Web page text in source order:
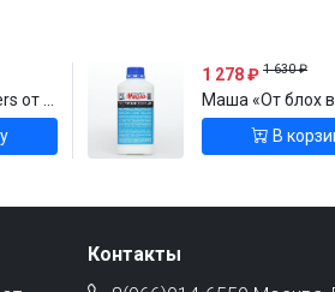
жука
1 278 ₽ 1 630 ₽
Маша «От блох в
В
Контакты